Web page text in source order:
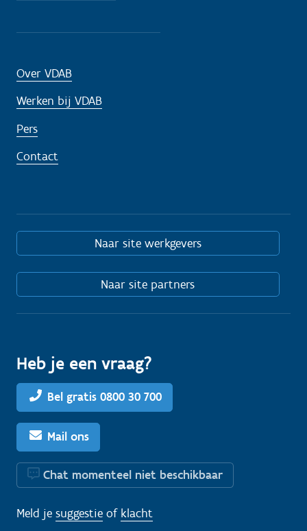
Over VDAB
Werken bij VDAB
Pers
Contact
Naar site werkgevers
Naar site partners
Heb je een vraag?
Bel gratis 0800 30 700
Mail ons
Chat momenteel niet beschikbaar
Meld je suggestie of klacht